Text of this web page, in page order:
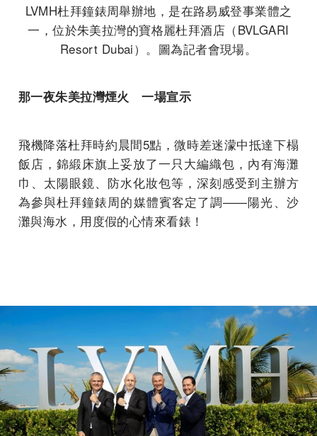
LVMH杜拜鐘錶周舉辦地，是在路易威登事業體之
一，位於朱美拉灣的寶格麗杜拜酒店（BVLGARI
Resort Dubai）。圖為記者會現場。
那一夜朱美拉灣煙火 一場宣示
飛機降落杜拜時約晨間5點，微時差迷濛中抵達下榻
飯店，錦緞床旗上妥放了一只大編織包，內有海灘
巾、太陽眼鏡、防水化妝包等，深刻感受到主辦方
為參與杜拜鐘錶周的媒體賓客定了調——陽光、沙
灘與海水，用度假的心情來看錶！